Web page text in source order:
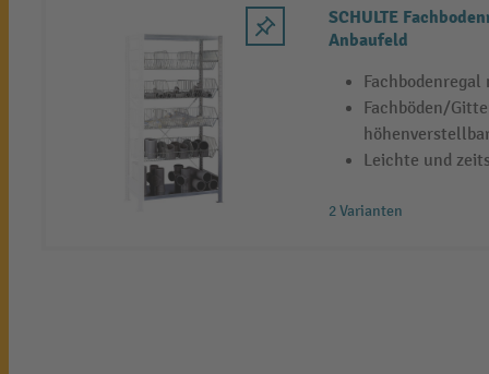
SCHULTE
Anbaufeld
Fachbodenregal
Fachböden/
Leichte und
2 Varianten